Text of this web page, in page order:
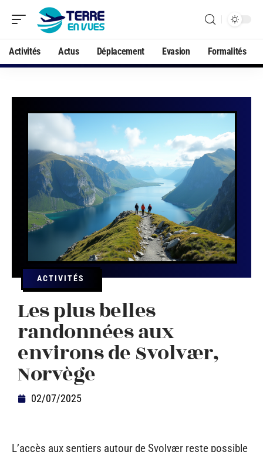
Activités Actus Déplacement Evasion Formalités
ACTIVITÉS
Les plus belles
randonnées aux
environs de Svolvær,
Norvège
02/07/2025
L’accès aux sentiers autour de Svolvær reste possible